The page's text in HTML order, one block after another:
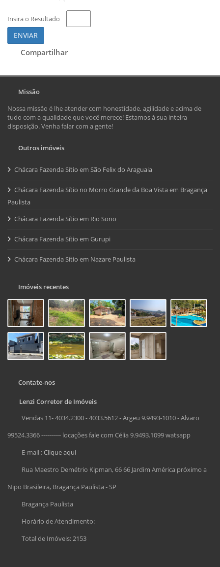
Insira o Resultado
ENVIAR
Compartilhar
Missão
Nossa missão é lhe atender com honestidade, agilidade e acima de
tudo com a qualidade que você merece! Estamos à sua inteira
disposição. Venha falar com a gente!
Outros imóveis
Chácara Fazenda Sítio em São Felix do Araguaia
Chácara Fazenda Sítio no Morro Grande da Boa Vista em Bragança
Paulista
Chácara Fazenda Sítio em Rio Sono
Chácara Fazenda Sítio em Gurupi
Chácara Fazenda Sítio em Nazare Paulista
Imóveis recentes
Contate-nos
Lenzi Corretor de Imóveis
Vendas 11- 4034.2300 - 4033.5612 - Argeu 9.9493-1010 - Alvaro
99524.3366 ---------- locações fale com Célia 9.9493.1099 watsapp
E-mail :Clique aqui
Rua Maestro Demétrio Kipman, 66 66 Jardim América próximo a
Nipo Brasileira, Bragança Paulista - SP
Bragança Paulista
Horário de Atendimento:
Total de Imóveis: 2153